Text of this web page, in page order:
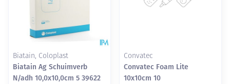
Biatain, Coloplast
Biatain Ag Schuimverb
N/adh 10,0x10,0cm 5 39622
Convatec
Convatec Foam Lite
10x10cm 10